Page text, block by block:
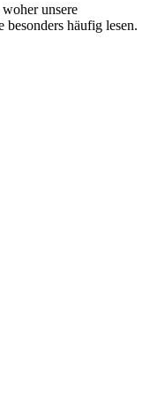
unsere
besonders häufig lesen.